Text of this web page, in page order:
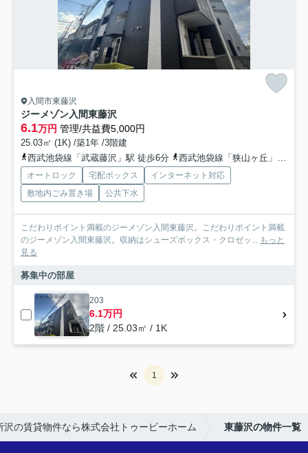
入間市東藤沢
ジーメゾン入間東藤沢
6.1万円 管理/共益費5,000円
25.03㎡ (1K) /築1年 /3階建
西武池袋線「武蔵藤沢」駅 徒歩6分
西武池袋線「狭山ヶ丘」駅 徒歩22分
オートロック 宅配ボックス
インターネット対応
敷地内ごみ置き場
公共下水
こだわりポイント満載のジーメゾン入間東藤沢。こだわりポイント満載
のジーメゾン入間東藤沢。収納はシューズボックス・クロゼッ... もっと
見る
募集中の部屋
203
6.1万円
2階 / 25.03㎡ / 1K
1
沢の賃貸物件なら株式会社トゥービーホーム 東藤沢の物件一覧